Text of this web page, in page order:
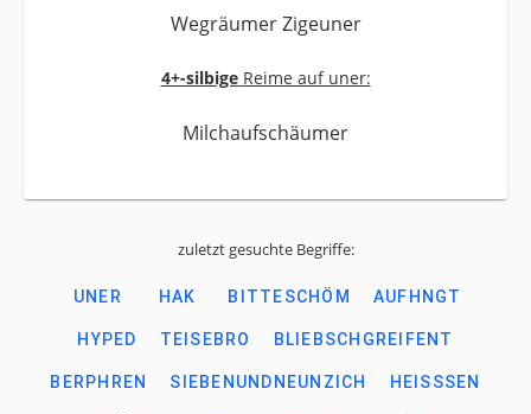
Wegräumer Zigeuner
4+-silbigeReime auf uner:
Milchaufschäumer
zuletzt gesuchte Begriffe:
UNER HAK BITTESCHÖM AUFHNGT
HYPED TEISEBRO BLIEBSCHGREIFENT
BERPHREN SIEBENUNDNEUNZICH HEISSSEN